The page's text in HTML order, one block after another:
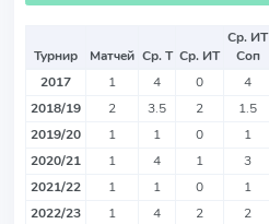
Турнир Матчей Ср. Т Ср. ИТ
Ср. ИТ
Соп
2017
1 4 0 4
2018/19
2 3.5 2 1.5
2019/20
1 1 0 1
2020/21
1 4 1 3
2021/22
1 1 0 1
2022/23
1 4 2 2